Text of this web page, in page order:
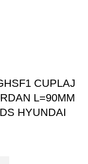
CUPLAJ
L=90MM
HYUNDAI